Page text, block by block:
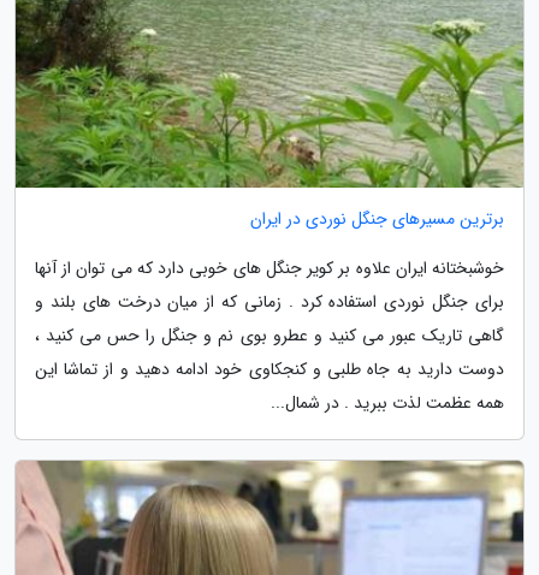
برترین مسیرهای جنگل نوردی در ایران
خوشبختانه ایران علاوه بر کویر جنگل های خوبی دارد که می توان از آنها
برای جنگل نوردی استفاده کرد . زمانی که از میان درخت های بلند و
گاهی تاریک عبور می کنید و عطرو بوی نم و جنگل را حس می کنید ،
دوست دارید به جاه طلبی و کنجکاوی خود ادامه دهید و از تماشا این
همه عظمت لذت ببرید . در شمال...